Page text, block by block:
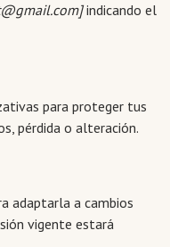
]indicando el
para proteger tus
pérdida o alteración.
adaptarla a cambios
vigente estará